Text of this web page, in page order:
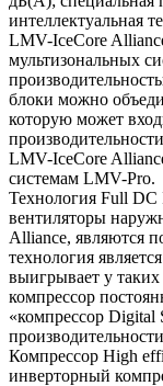
интеллектуальная
LMV-IceCore
мультизональных
блоки можно
которую может
LMV-IceCore
системам LMV-Pro.
Технология Full DC
вентиляторы
Alliance, являются
технология
выигрывает у
компрессор
«компрессор Digital
Компрессор High
инверторный